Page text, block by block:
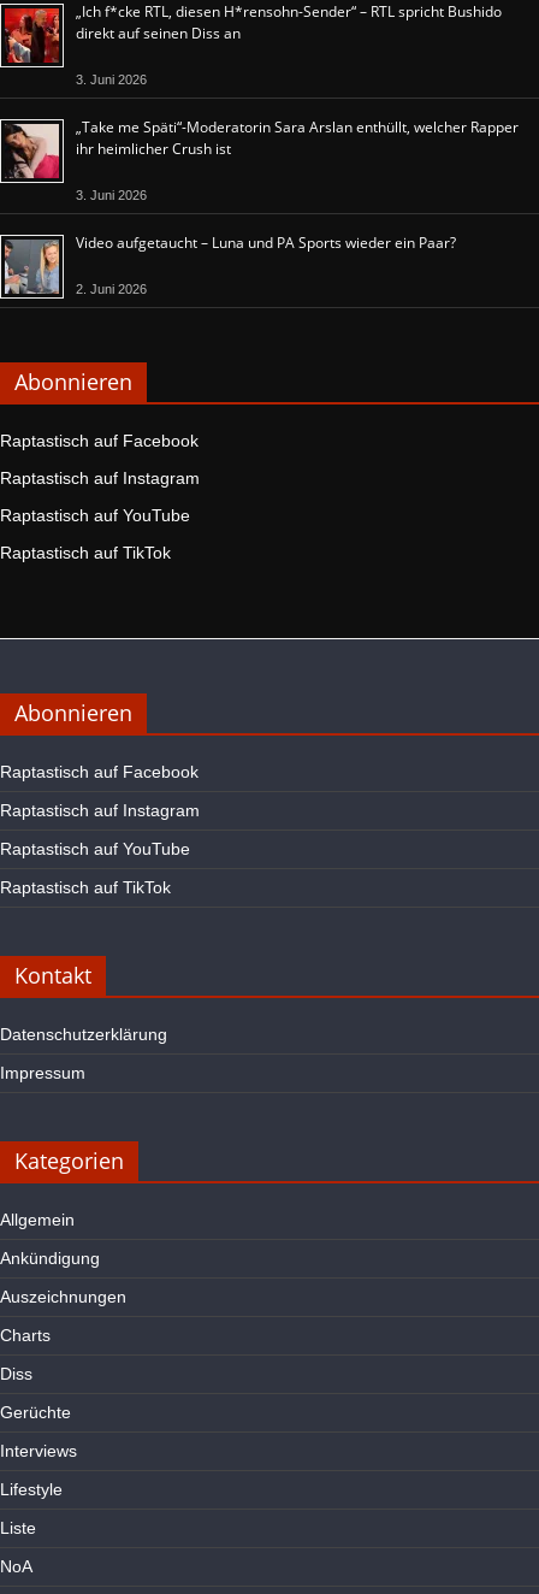
„Ich f*cke RTL, diesen H*rensohn-Sender“ – RTL spricht Bushido
direkt auf seinen Diss an
3. Juni 2026
„Take me Späti“-Moderatorin Sara Arslan enthüllt, welcher Rapper
ihr heimlicher Crush ist
3. Juni 2026
Video aufgetaucht – Luna und PA Sports wieder ein Paar?
2. Juni 2026
Abonnieren
Raptastisch auf Facebook
Raptastisch auf Instagram
Raptastisch auf YouTube
Raptastisch auf TikTok
Abonnieren
Raptastisch auf Facebook
Raptastisch auf Instagram
Raptastisch auf YouTube
Raptastisch auf TikTok
Kontakt
Datenschutzerklärung
Impressum
Kategorien
Allgemein
Ankündigung
Auszeichnungen
Charts
Diss
Gerüchte
Interviews
Lifestyle
Liste
NoA